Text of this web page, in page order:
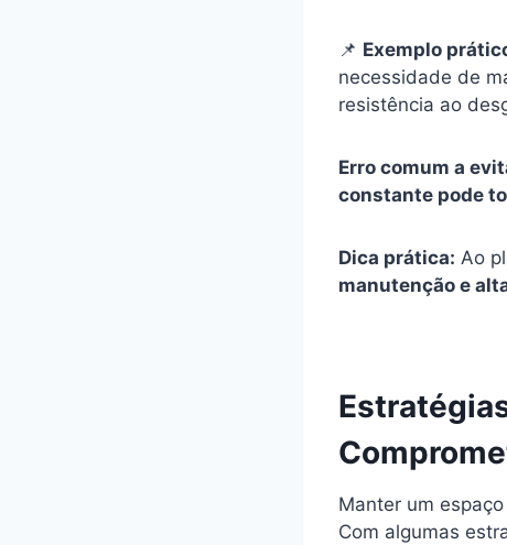
📌 Exemplo
necessidade de
resistência ao
Erro comum a
constante pode
Dica prática: Ao
manutenção e
Manter um
Com algumas